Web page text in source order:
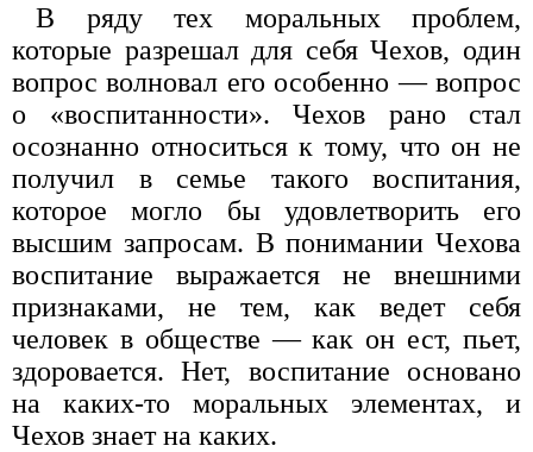
В ряду тех моральных проблем,
которые разрешал для себя Чехов, один
вопрос волновал его особенно — вопрос
о «воспитанности». Чехов рано стал
осознанно относиться к тому, что он не
получил в семье такого воспитания,
которое могло бы удовлетворить его
высшим запросам. В понимании Чехова
воспитание выражается не внешними
признаками, не тем, как ведет себя
человек в обществе — как он ест, пьет,
здоровается. Нет, воспитание основано
на каких-то моральных элементах, и
Чехов знает на каких.